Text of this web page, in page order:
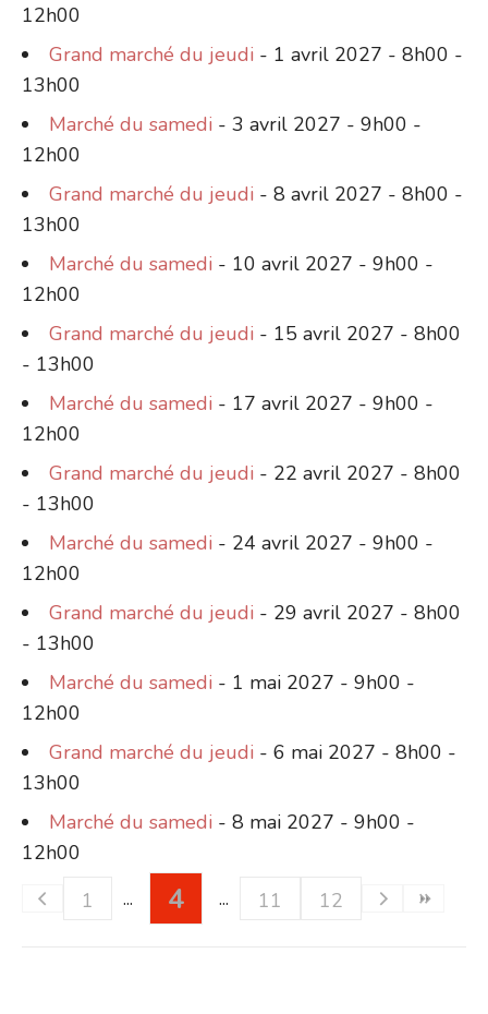
12h00
Grand marché du jeudi - 1 avril 2027 - 8h00 -
13h00
Marché du samedi - 3 avril 2027 - 9h00 -
12h00
Grand marché du jeudi - 8 avril 2027 - 8h00 -
13h00
Marché du samedi - 10 avril 2027 - 9h00 -
12h00
Grand marché du jeudi - 15 avril 2027 - 8h00
- 13h00
Marché du samedi - 17 avril 2027 - 9h00 -
12h00
Grand marché du jeudi - 22 avril 2027 - 8h00
- 13h00
Marché du samedi - 24 avril 2027 - 9h00 -
12h00
Grand marché du jeudi - 29 avril 2027 - 8h00
- 13h00
Marché du samedi - 1 mai 2027 - 9h00 -
12h00
Grand marché du jeudi - 6 mai 2027 - 8h00 -
13h00
Marché du samedi - 8 mai 2027 - 9h00 -
12h00
1
4 11 12